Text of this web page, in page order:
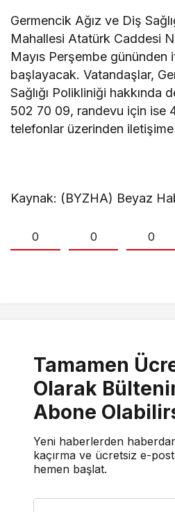
Germencik Ağız ve Diş
Mahallesi Atatürk Caddesi
Mayıs Perşembe gününden
başlayacak. Vatandaşlar,
Sağlığı Polikliniği hakkında
502 70 09, randevu için ise
telefonlar üzerinden
Kaynak: (BYZHA) Beyaz
0 0 0
Tamamen
Olarak
Abone
Yeni haberlerden
kaçırma ve ücretsiz e-
hemen başlat.